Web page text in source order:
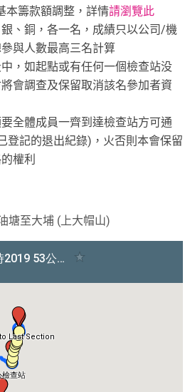
本籌款額調整，詳情請瀏覽此
、銅，各一名，成績只以公司/機
與人數最高三名計算
，如起點或有任何一個檢查站没
會調查及保留取消該名參加者資
全體成員一齊到達檢查站方可通
登記的退出紀錄)，火否則本會保留
權利
塘至大埔 (上大帽山)